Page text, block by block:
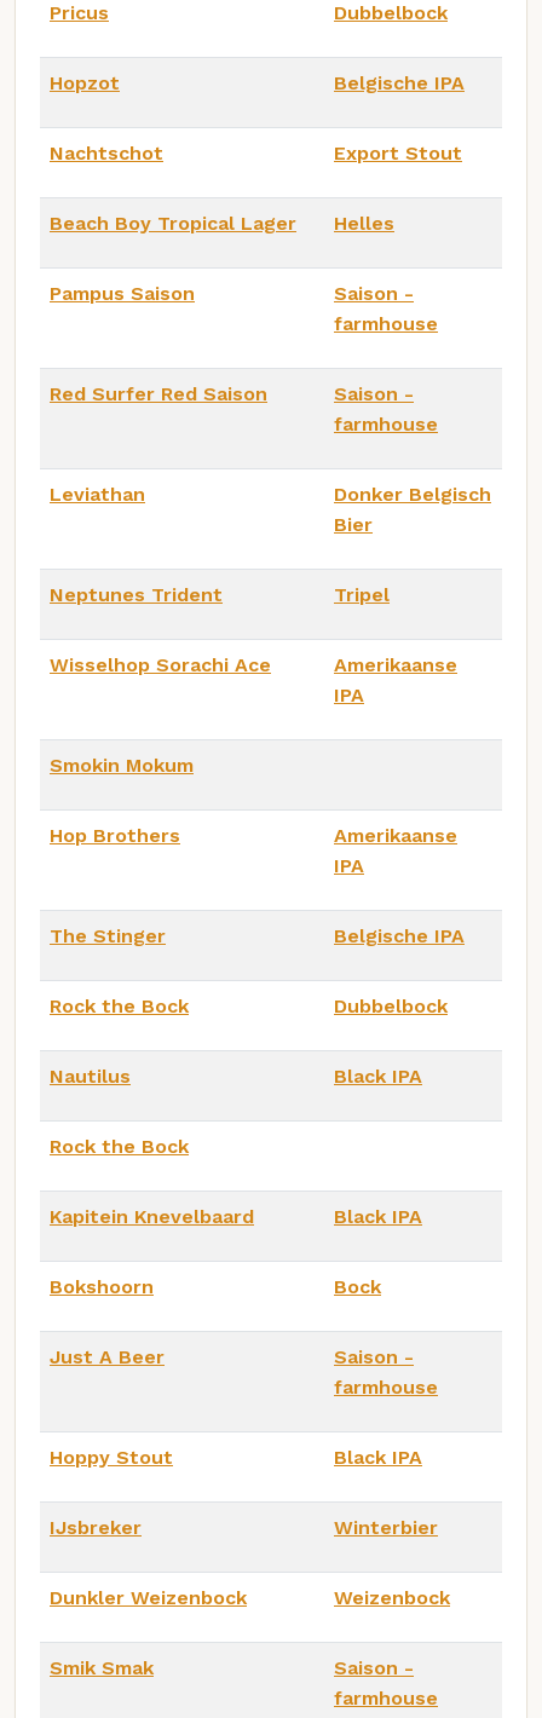
Pricus Dubbelbock
Hopzot Belgische IPA
Nachtschot Export Stout
Beach Boy Tropical Lager Helles
Pampus Saison
Saison -
farmhouse
Red Surfer Red Saison
Saison -
farmhouse
Leviathan
Donker Belgisch
Bier
Neptunes Trident Tripel
Wisselhop Sorachi Ace
Amerikaanse
IPA
Smokin Mokum
Hop Brothers
Amerikaanse
IPA
The Stinger Belgische IPA
Rock the Bock Dubbelbock
Nautilus Black IPA
Rock the Bock
Kapitein Knevelbaard Black IPA
Bokshoorn Bock
Just A Beer
Saison -
farmhouse
Hoppy Stout Black IPA
IJsbreker Winterbier
Dunkler Weizenbock Weizenbock
Smik Smak
Saison -
farmhouse